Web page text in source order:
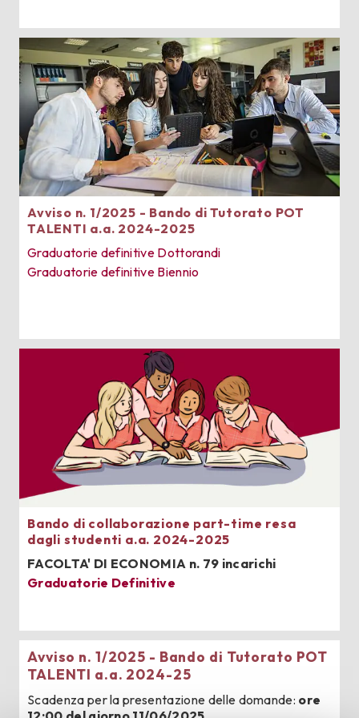
Avviso n. 1/2025 - Bando di Tutorato POT
TALENTI a.a. 2024-2025
Graduatorie definitive Dottorandi
Graduatorie definitive Biennio
Bando di collaborazione part-time resa
dagli studenti a.a. 2024-2025
FACOLTA' DI ECONOMIA n. 79 incarichi
Graduatorie Definitive
Avviso n. 1/2025 - Bando di Tutorato POT
TALENTI a.a. 2024-25
Scadenza per la presentazione delle domande: ore